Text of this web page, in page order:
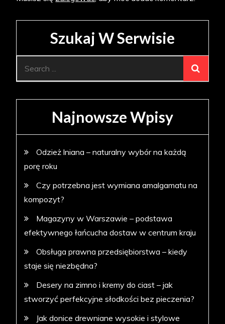
Szukaj W Serwisie
Najnowsze Wpisy
Odzież lniana – naturalny wybór na każdą
porę roku
Czy potrzebna jest wymiana amalgamatu na
kompozyt?
Magazyny w Warszawie – podstawa
efektywnego łańcucha dostaw w centrum kraju
Obsługa prawna przedsiębiorstwa – kiedy
staje się niezbędna?
Desery na zimno i kremy do ciast – jak
stworzyć perfekcyjne słodkości bez pieczenia?
Jak donice drewniane wysokie i stylowe